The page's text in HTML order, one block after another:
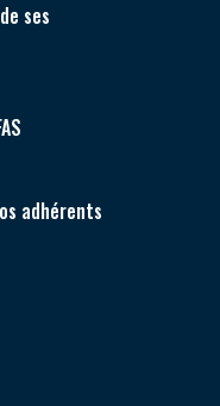
ses
adhérents